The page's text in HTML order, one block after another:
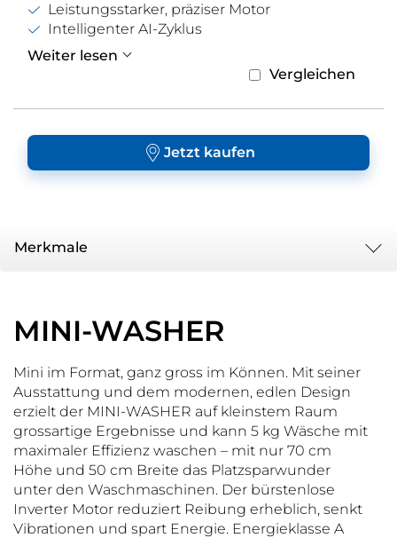
Leistungsstarker, präziser Motor
Intelligenter AI-Zyklus
Weiter lesen
Vergleichen
Jetzt kaufen
Merkmale
MINI-WASHER
Mini im Format, ganz gross im Können. Mit seiner
Ausstattung und dem modernen, edlen Design
erzielt der MINI-WASHER auf kleinstem Raum
grossartige Ergebnisse und kann 5 kg Wäsche mit
maximaler Effizienz waschen – mit nur 70 cm
Höhe und 50 cm Breite das Platzsparwunder
unter den Waschmaschinen. Der bürstenlose
Inverter Motor reduziert Reibung erheblich, senkt
Vibrationen und spart Energie. Energieklasse A